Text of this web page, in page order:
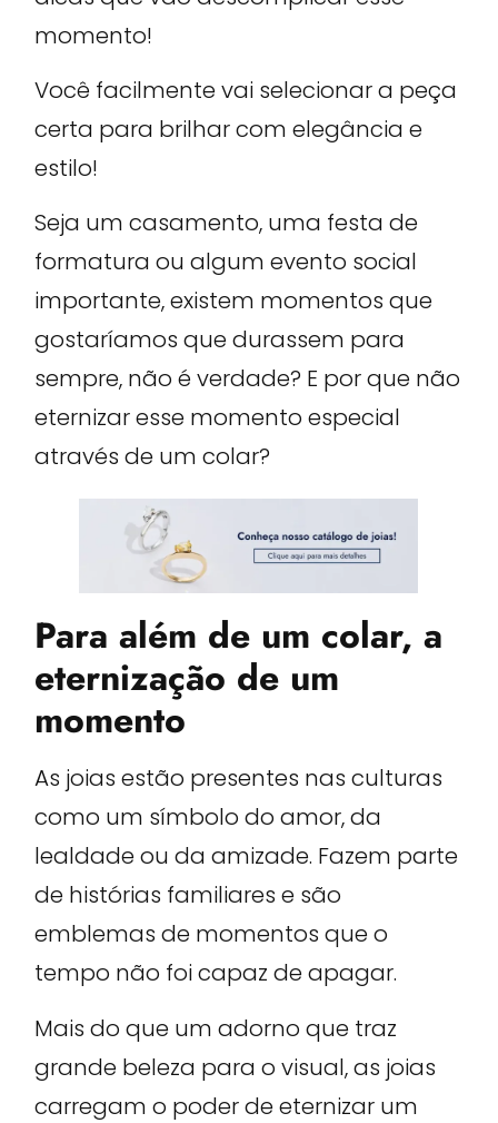
momento!
Você facilmente vai selecionar a peça
certa para brilhar com elegância e
estilo!
Seja um casamento, uma festa de
formatura ou algum evento social
importante, existem momentos que
gostaríamos que durassem para
sempre, não é verdade? E por que não
eternizar esse momento especial
através de um colar?
Para além de um colar, a
eternização de um
momento
As joias estão presentes nas culturas
como um símbolo do amor, da
lealdade ou da amizade. Fazem parte
de histórias familiares e são
emblemas de momentos que o
tempo não foi capaz de apagar.
Mais do que um adorno que traz
grande beleza para o visual, as joias
carregam o poder de eternizar um